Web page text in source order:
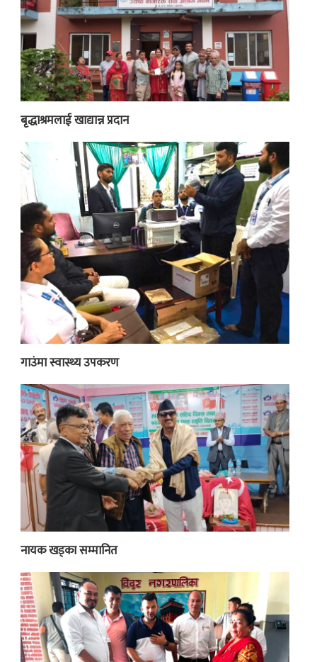
बृद्धाश्रमलाई खाद्यान्न प्रदान
गाउंमा स्वास्थ्य उपकरण
नायक खड्का सम्मानित